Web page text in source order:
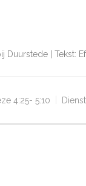
| Tekst:
4:25- 5:10